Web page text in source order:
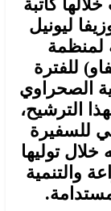
كاتبة
ليونيل
لمنظمة
للفترة
الصحراوي
الترشيح،
للسفيرة
توليها
والتنمية